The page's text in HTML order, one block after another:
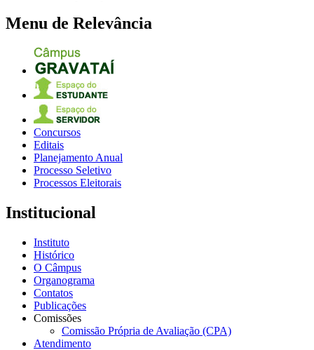
Menu de Relevância
Concursos
Editais
Planejamento Anual
Processo Seletivo
Processos Eleitorais
Institucional
Instituto
Histórico
O Câmpus
Organograma
Contatos
Publicações
Comissões
Comissão Própria de Avaliação (CPA)
Atendimento